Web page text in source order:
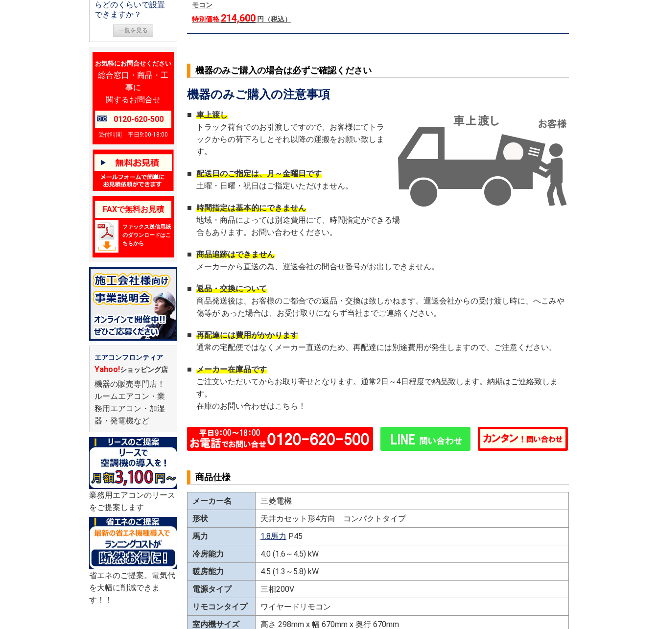
らどのくらいで設置
できますか？
一覧を見る
お気軽にお問合せください
総合窓口・商品・工
事に
関するお問合せ
0120-620-500
受付時間 平日9:00-18:00
FAXで無料お見積
ファックス送信用紙
のダウンロードはこ
ちらから
エアコンフロンティア
Yahoo!ショッピング店
機器の販売専門店！
ルームエアコン・業
務用エアコン・加湿
器・発電機など
業務用エアコンのリース
をご提案します
省エネのご提案。電気代
を大幅に削減できま
す！！
モコン
特別価格 214,600 円（税込）
機器のみご購入の場合は必ずご確認ください
機器のみご購入の注意事項
■ 車上渡し
トラック荷台でのお引渡しですので、お客様にてトラ
ックからの荷下ろしとそれ以降の運搬をお願い致しま
す。
■ 配送日のご指定は、月～金曜日です
土曜・日曜・祝日はご指定いただけません。
■ 時間指定は基本的にできません
地域・商品によっては別途費用にて、時間指定ができる場
合もあります。お問い合わせください。
■ 商品追跡はできません
メーカーから直送の為、運送会社の問合せ番号がお出しできません。
■ 返品・交換について
商品発送後は、お客様のご都合での返品・交換は致しかねます。運送会社からの受け渡し時に、へこみや
傷等が あった場合は、お受け取りにならず当社までご連絡ください。
■ 再配達には費用がかかります
通常の宅配便ではなくメーカー直送のため、再配達には別途費用が発生しますので、ご注意ください。
■ メーカー在庫品です
ご注文いただいてからお取り寄せとなります。通常2日～4日程度で納品致します。納期はご連絡致しま
す。
在庫のお問い合わせはこちら！
商品仕様
メーカー名
三菱電機
形状
天井カセット形4方向 コンパクトタイプ
馬力
1.8馬力 P45
冷房能力
4.0 (1.6～4.5) kW
暖房能力
4.5 (1.3～5.8) kW
電源タイプ
三相200V
リモコンタイプ
ワイヤードリモコン
室内機サイズ
高さ 298mm x 幅 670mm x 奥行 670mm